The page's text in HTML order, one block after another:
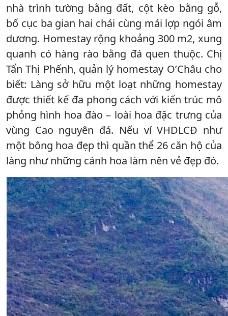
nhà trình tường bằng đất, cột kèo bằng gỗ,
bố cục ba gian hai chái cùng mái lợp ngói âm
dương. Homestay rộng khoảng 300 m2, xung
quanh có hàng rào bằng đá quen thuộc. Chị
Tẩn Thị Phếnh, quản lý homestay O’Châu cho
biết: Làng sở hữu một loạt những homestay
được thiết kế đa phong cách với kiến trúc mô
phỏng hình hoa đào – loài hoa đặc trưng của
vùng Cao nguyên đá. Nếu ví VHDLCĐ như
một bông hoa đẹp thì quần thể 26 căn hộ của
làng như những cánh hoa làm nên vẻ đẹp đó.